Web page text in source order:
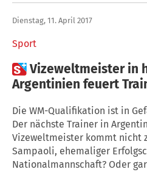
Sport
Dienstag, 11. April 2017
Vizeweltmeister in
Argentinien feuert
Die WM-Qualifikation ist in
Der nächste Trainer in
Vizeweltmeister kommt nicht
Sampaoli, ehemaliger
Nationalmannschaft? Oder